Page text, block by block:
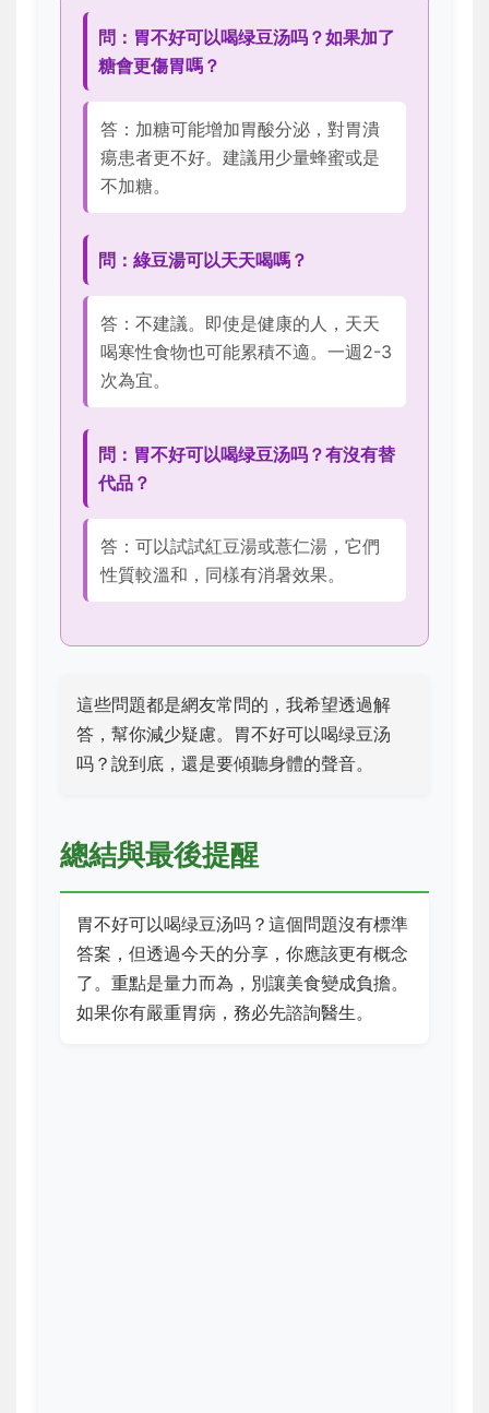
問：胃不好可以喝绿豆汤吗？如果加了
糖會更傷胃嗎？
答：加糖可能增加胃酸分泌，對胃潰
瘍患者更不好。建議用少量蜂蜜或是
不加糖。
問：綠豆湯可以天天喝嗎？
答：不建議。即使是健康的人，天天
喝寒性食物也可能累積不適。一週2-3
次為宜。
問：胃不好可以喝绿豆汤吗？有沒有替
代品？
答：可以試試紅豆湯或薏仁湯，它們
性質較溫和，同樣有消暑效果。
這些問題都是網友常問的，我希望透過解
答，幫你減少疑慮。胃不好可以喝绿豆汤
吗？說到底，還是要傾聽身體的聲音。
總結與最後提醒
胃不好可以喝绿豆汤吗？這個問題沒有標準
答案，但透過今天的分享，你應該更有概念
了。重點是量力而為，別讓美食變成負擔。
如果你有嚴重胃病，務必先諮詢醫生。